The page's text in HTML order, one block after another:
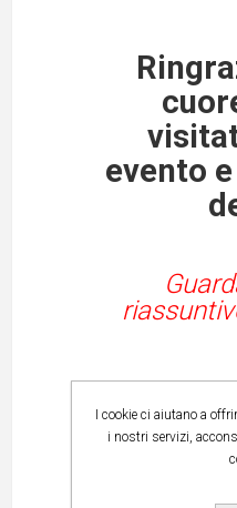
evento
I cookie ci aiutano a
i nostri servizi,